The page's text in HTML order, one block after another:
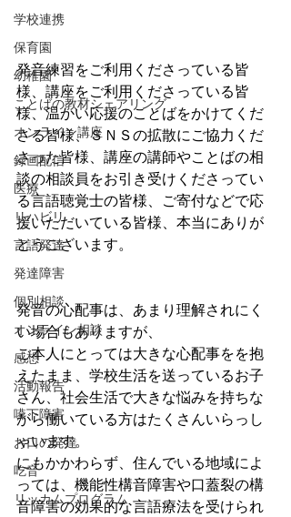
学校連携
保育園
幼稚園
ことばの教材シェアリング
オンライン講座
録画配信
医療
リハビリ
言語発達
発達障害
個別相談
オンライン相談
感想
活動報告
嚥下障害
お口の発達
吃音
リッカムプログラム
発音練習をご利用くださっている皆
様、講座をご利用くださっている皆
様、温かい応援のことばをかけてくだ
さる皆様、ＳＮＳの拡散にご協力くだ
さった皆様、講座の講師やことばの相
談の相談員をお引き受けくださってい
る言語聴覚士の皆様、ご寄付などで応
援いただいている皆様、本当にありが
とうございます。
発音の心配事は、あまり理解されにく
い場合もありますが、
ご本人にとっては大きな心配事をを抱
えたまま、学校生活を送っているお子
さん、社会生活で大きな悩みを持ちな
がら働いている方はたくさんいらっし
ゃいます。
にもかかわらず、住んでいる地域によ
っては、機能性構音障害や口蓋裂の構
音障害の効果的な言語療法を受けられ